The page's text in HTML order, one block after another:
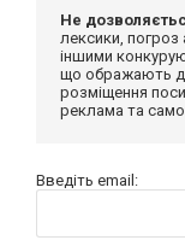
Не
лексики, погроз
іншими
що ображають
розміщення
реклама та
Введіть email: